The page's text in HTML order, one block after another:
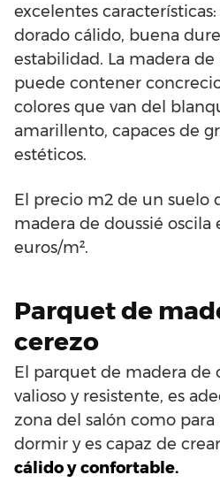
excelentes
dorado cálido, buena
estabilidad. La madera de
puede contener
colores que van del
amarillento, capaces de
estéticos.
El precio m2 de un suelo
madera de doussié oscila
euros/m².
Parquet de
cerezo
El parquet de madera de
valioso y resistente, es
zona del salón como para
dormir y es capaz de
cálido y confortable.